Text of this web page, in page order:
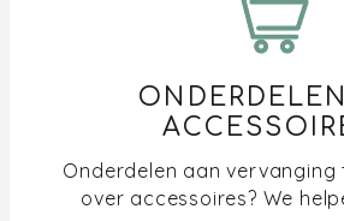
Waarom geeft mijn oven 30 graden
Waarom komt er stoom tussen het
Waarom valt het display van mijn
Onderdelen aan
over accessoires? We